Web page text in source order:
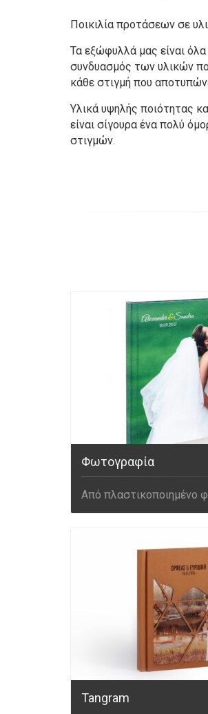
Ποικιλία προτάσεων σε
Τα εξώφυλλά μας είναι όλα
συνδυασμός των υλικών
κάθε στιγμή που
Υλικά υψηλής ποιότητας
είναι σίγουρα ένα πολύ
στιγμών.
Φωτογραφία
Από πλαστικοποιημένο
Tangram